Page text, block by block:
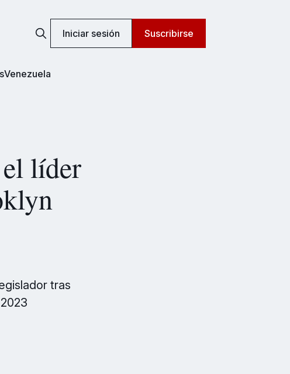
Iniciar sesión Suscribirse
Venezuela
líder
tras